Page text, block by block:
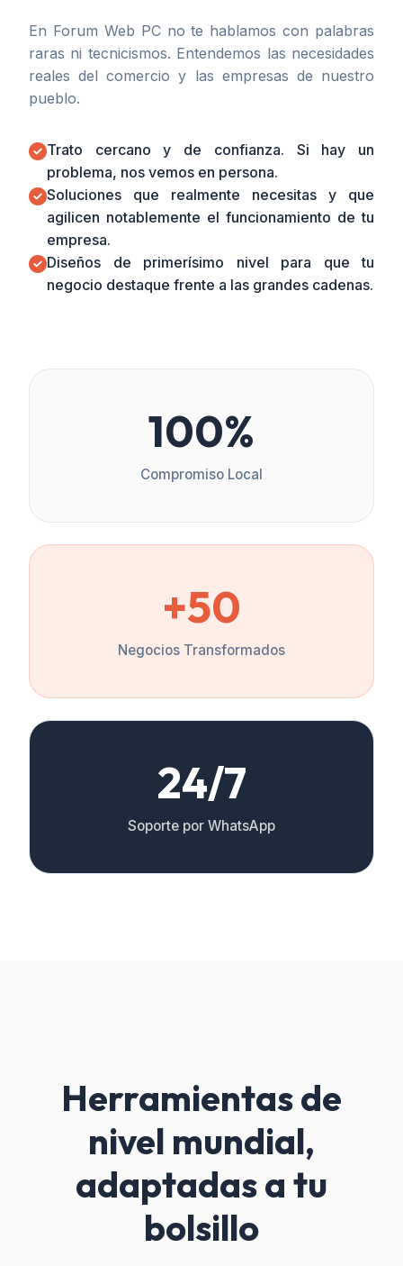
En Forum Web PC no te hablamos con palabras
raras ni tecnicismos. Entendemos las necesidades
reales del comercio y las empresas de nuestro
pueblo.
Trato cercano y de confianza. Si hay un
problema, nos vemos en persona.
Soluciones que realmente necesitas y que
agilicen notablemente el funcionamiento de tu
empresa.
Diseños de primerísimo nivel para que tu
negocio destaque frente a las grandes cadenas.
100%
Compromiso Local
+50
Negocios Transformados
24/7
Soporte por WhatsApp
Herramientas de
nivel mundial,
adaptadas a tu
bolsillo